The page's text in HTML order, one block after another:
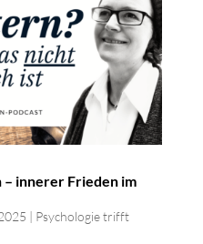
innerer Frieden im
| Psychologie trifft